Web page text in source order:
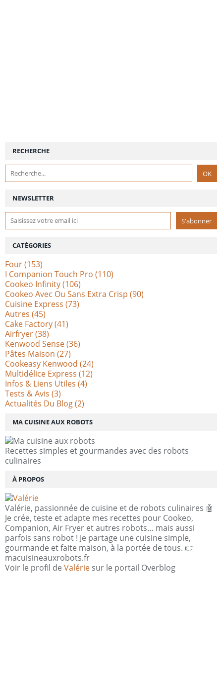
NEWSLETTER
RECHERCHE
MA CUISINE AUX ROBOTS
Recettes simples et gourmandes avec des robots
culinaires
À PROPOS
Valérie, passionnée de cuisine et de robots culinaires 🤖
Je crée, teste et adapte mes recettes pour Cookeo,
Companion, Air Fryer et autres robots… mais aussi
parfois sans robot ! Je partage une cuisine simple,
gourmande et faite maison, à la portée de tous. 👉
macuisineauxrobots.fr
Voir le profil de Valérie sur le portail Overblog
CATÉGORIES
Four(153)
I Companion Touch Pro (110)
Cookeo Infinity(106)
Cookeo Avec Ou Sans Extra Crisp (90)
Cuisine Express (73)
Autres (45)
Cake Factory(41)
Airfryer(38)
Kenwood Sense(36)
Pâtes Maison (27)
Cookeasy Kenwood (24)
Multidélice Express (12)
Infos & Liens Utiles (4)
Tests & Avis (3)
Actualités Du Blog(2)